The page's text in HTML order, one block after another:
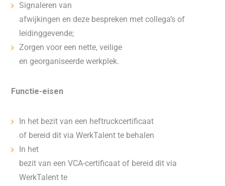
Signaleren van
afwijkingen en deze bespreken met collega’s of
leidinggevende;
Zorgen voor een nette, veilige
en georganiseerde werkplek.
Functie-eisen
In het bezit van een heftruckcertificaat
of bereid dit via WerkTalent te behalen
In het
bezit van een VCA-certificaat of bereid dit via
WerkTalent te